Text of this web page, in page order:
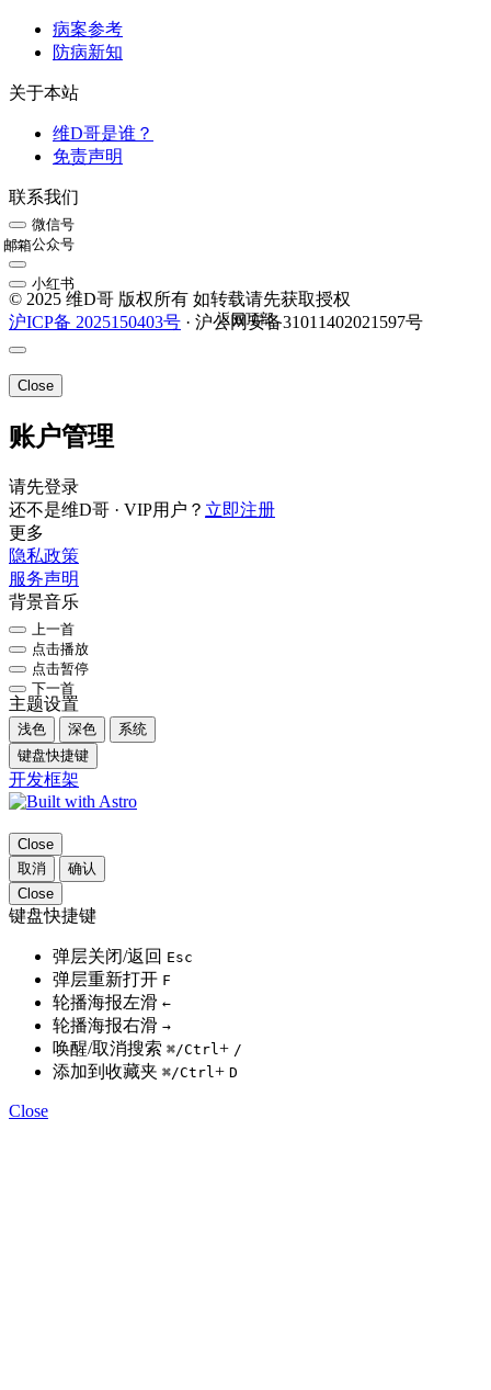
病案参考
防病新知
关于本站
维D哥是谁？
免责声明
联系我们
微信号
公众号
邮箱
小红书
© 2025 维D哥 版权所有 如转载请先获取授权
沪ICP备 2025150403号 · 沪公网安备31011402021597号
返回顶部
Close
账户管理
请先登录
还不是维D哥 · VIP用户？ 立即注册
更多
隐私政策
服务声明
背景音乐
上一首
点击播放
点击暂停
下一首
主题设置
浅色 深色
系统
键盘快捷键
开发框架
Close
取消
确认
Close
键盘快捷键
弹层关闭/返回 Esc
弹层重新打开 F
轮播海报左滑 ←
轮播海报右滑 →
唤醒/取消搜索 ⌘/Ctrl + /
添加到收藏夹 ⌘/Ctrl + D
Close